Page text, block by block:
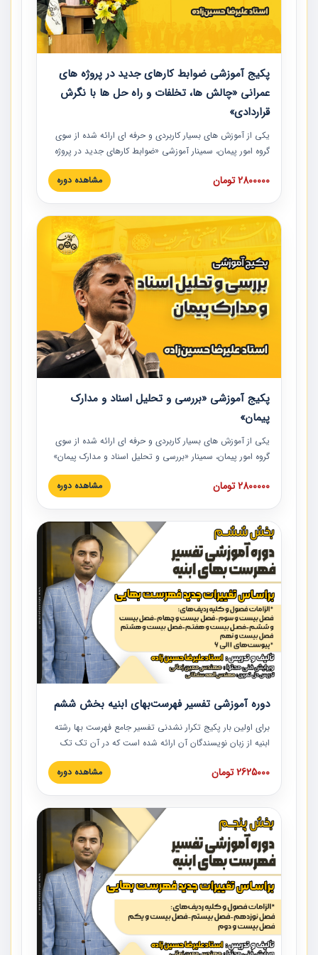
پکیج آموزشی ضوابط کارهای جدید در پروژه های
عمرانی «چالش ها، تخلفات و راه حل ها با نگرش
قراردادی»
یکی از آموزش‏‏‏‏‏‏ های بسیار کاربردی و حرفه‏ ای ارائه شده از سوی
گروه امور پیمان، سمینار آموزشی «ضوابط کارهای جدید در پروژه
های عمرانی» چالش ها، تخلفات و راه حل ها با نگرش قراردادی
است که در محل سندیکای شرکت های ساختمانی کشور ارائه شد.
مدارک پیمان به همراه تجربیات عملی ارائه شده است.
2800000 تومان مشاهده دوره
پکیج آموزشی «بررسی و تحلیل اسناد و مدارک
پیمان»
یکی از آموزش‏‏‏‏‏‏ های بسیار کاربردی و حرفه‏ ای ارائه شده از سوی
گروه امور پیمان، سمینار «بررسی و تحلیل اسناد و مدارک پیمان»
است که در دانشگاه صنعتی شریف ارائه شد. در این آموزش
نکات کلیدی مربوط به اسناد و مدارک پیمان، اولویت بندی اسناد
پیمان به همراه تجربیات عملی در این خصوص ارائه شده است.
2800000 تومان مشاهده دوره
دوره آموزشی تفسیر فهرست‌بهای ابنیه بخش ششم
برای اولین بار پکیج تکرار نشدنی تفسیر جامع فهرست بها رشته
ابنیه از زبان نویسندگان آن ارائه شده است که در آن تک تک
ردیف ها و مطالب فهرست بها تفسیر و ارائه شده است. این
دوره به صورت کامل تصویری بوده و به همراه تصاویر عملیات
دوره با کلام مهندس علیرضاحسین‌زاده مدیر پروژه مهندسی
مشاور در امر بازنگری فهرست بها رشته ابنیه ارائه شده و به تمام
همکارانی که در حوزه صنعت ساخت در حال فعالیت هستند حتما
توصیه می کنیم از مطالب این دوره استفاده نمایند.
2625000 تومان مشاهده دوره